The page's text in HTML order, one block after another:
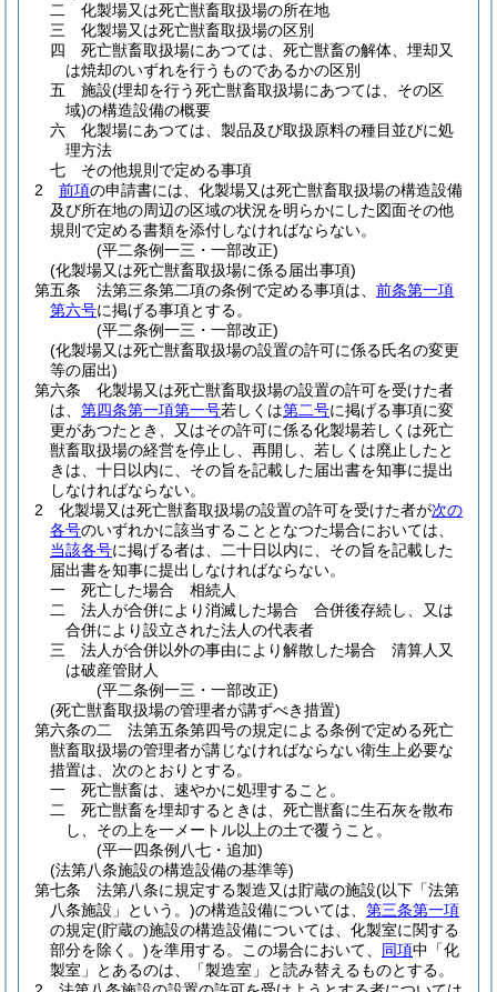
二
化製場又は死亡獣畜取扱場の所在地
三
化製場又は死亡獣畜取扱場の区別
四
死亡獣畜取扱場にあつては、死亡獣畜の解体、埋却又
は焼却のいずれを行うものであるかの区別
五
施設(埋却を行う死亡獣畜取扱場にあつては、その区
域)の構造設備の概要
六
化製場にあつては、製品及び取扱原料の種目並びに処
理方法
七
その他規則で定める事項
2
前項の申請書には、化製場又は死亡獣畜取扱場の構造設備
及び所在地の周辺の区域の状況を明らかにした図面その他
規則で定める書類を添付しなければならない。
(平二条例一三・一部改正)
(化製場又は死亡獣畜取扱場に係る届出事項)
第五条
法第三条第二項の条例で定める事項は、 前条第一項
第六号に掲げる事項とする。
(平二条例一三・一部改正)
(化製場又は死亡獣畜取扱場の設置の許可に係る氏名の変更
等の届出)
第六条
化製場又は死亡獣畜取扱場の設置の許可を受けた者
は、 第四条第一項第一号若しくは第二号に掲げる事項に変
更があつたとき、又はその許可に係る化製場若しくは死亡
獣畜取扱場の経営を停止し、再開し、若しくは廃止したと
きは、十日以内に、その旨を記載した届出書を知事に提出
しなければならない。
2
化製場又は死亡獣畜取扱場の設置の許可を受けた者が次の
各号のいずれかに該当することとなつた場合においては、
当該各号に掲げる者は、二十日以内に、その旨を記載した
届出書を知事に提出しなければならない。
一
死亡した場合 相続人
二
法人が合併により消滅した場合 合併後存続し、又は
合併により設立された法人の代表者
三
法人が合併以外の事由により解散した場合 清算人又
は破産管財人
(平二条例一三・一部改正)
(死亡獣畜取扱場の管理者が講ずべき措置)
第六条の二
法第五条第四号の規定による条例で定める死亡
獣畜取扱場の管理者が講じなければならない衛生上必要な
措置は、次のとおりとする。
一
死亡獣畜は、速やかに処理すること。
二
死亡獣畜を埋却するときは、死亡獣畜に生石灰を散布
し、その上を一メートル以上の土で覆うこと。
(平一四条例八七・追加)
(法第八条施設の構造設備の基準等)
第七条
法第八条に規定する製造又は貯蔵の施設(以下「法第
八条施設」という。)の構造設備については、 第三条第一項
の規定(貯蔵の施設の構造設備については、化製室に関する
部分を除く。)を準用する。 この場合において、 同項中「化
製室」とあるのは、「製造室」と読み替えるものとする。